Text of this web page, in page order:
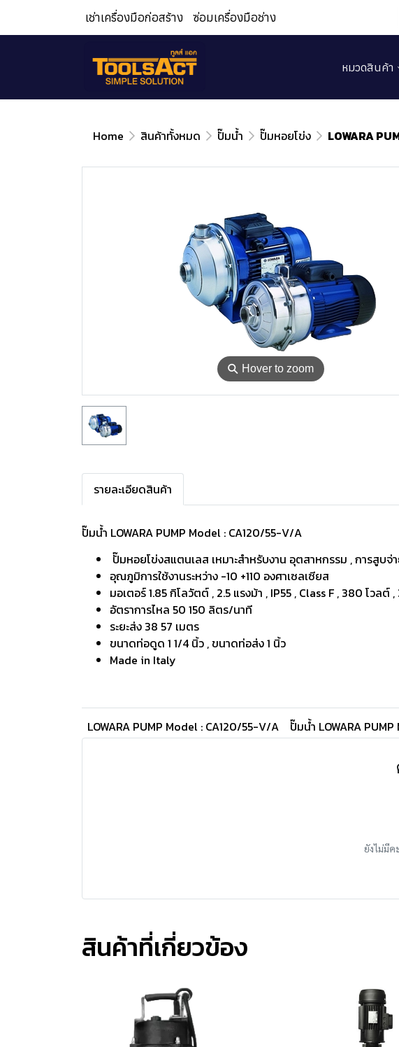
เช่าเครื่องมือก่อสร้าง ซ่อมเครื่องมือช่าง
หมวดสินค้า
Home สินค้าทั้งหมด ปั๊มน้ำ ปั๊มหอยโข่ง LOWARA
⚲ Hover to zoom
รายละเอียดสินค้า
ปั๊มน้ำ LOWARA PUMP Model : CA120/55-V/A
ปั๊มหอยโข่งสแตนเลส เหมาะสำหรับงาน อุตสาหกรรม , การสูบ
อุณภูมิการใช้งานระหว่าง -10 +110 องศาเซลเซียส
มอเตอร์ 1.85 กิโลวัตต์ , 2.5 แรงม้า , IP55 , Class F , 380 โวลต์
อัตราการไหล 50 150 ลิตร/นาที
ระยะส่ง 38 57 เมตร
ขนาดท่อดูด 1 1/4 นิ้ว , ขนาดท่อส่ง 1 นิ้ว
Made in Italy
LOWARA PUMP Model : CA120/55-V/A ปั๊มน้ำ LOWARA
ยังไม่มี
สินค้าที่เกี่ยวข้อง